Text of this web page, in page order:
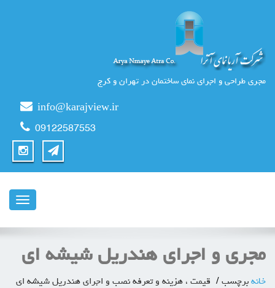
مجری طراحی و اجرای نمای ساختمان در تهران و کرج
info@karajview.ir
09122587553
ناوبری
مجری و اجرای هندریل شیشه ای
خانه برچسب قیمت ، هزینه و تعرفه نصب و اجرای هندریل شیشه ای